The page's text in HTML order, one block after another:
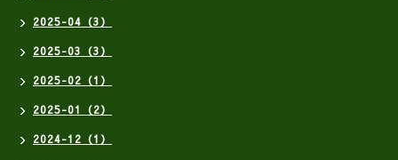
2025-04（3）
2025-03（3）
2025-02（1）
2025-01（2）
2024-12（1）